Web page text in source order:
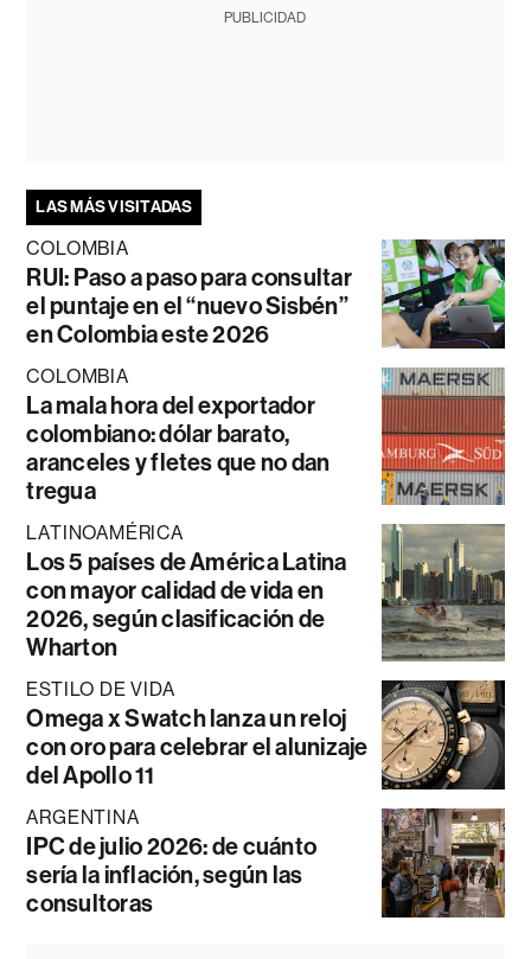
PUBLICIDAD
LAS MÁS VISITADAS
COLOMBIA
RUI: Paso a paso para consultar
el puntaje en el “nuevo Sisbén”
en Colombia este 2026
COLOMBIA
La mala hora del exportador
colombiano: dólar barato,
aranceles y fletes que no dan
tregua
LATINOAMÉRICA
Los 5 países de América Latina
con mayor calidad de vida en
2026, según clasificación de
Wharton
ESTILO DE VIDA
Omega x Swatch lanza un reloj
con oro para celebrar el alunizaje
del Apollo 11
ARGENTINA
IPC de julio 2026: de cuánto
sería la inflación, según las
consultoras